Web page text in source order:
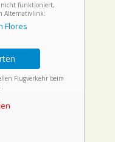
nicht funktioniert,
Alternativlink:
Flores
Flugverkehr beim
.